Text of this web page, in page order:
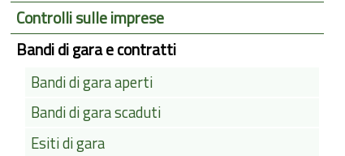
Controlli sulle imprese
Bandi di gara e contratti
Bandi di gara aperti
Bandi di gara scaduti
Esiti di gara